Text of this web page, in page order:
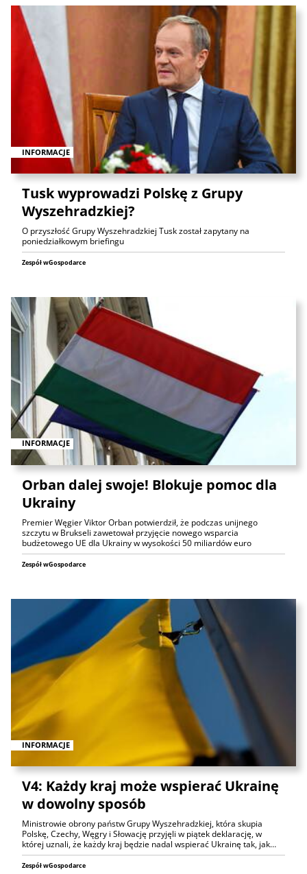
INFORMACJE
Tusk wyprowadzi Polskę z Grupy
Wyszehradzkiej?
O przyszłość Grupy Wyszehradzkiej Tusk został zapytany na
poniedziałkowym briefingu
Zespół wGospodarce
INFORMACJE
Orban dalej swoje! Blokuje pomoc dla
Ukrainy
Premier Węgier Viktor Orban potwierdził, że podczas unijnego
szczytu w Brukseli zawetował przyjęcie nowego wsparcia
budżetowego UE dla Ukrainy w wysokości 50 miliardów euro
Zespół wGospodarce
INFORMACJE
V4: Każdy kraj może wspierać Ukrainę
w dowolny sposób
Ministrowie obrony państw Grupy Wyszehradzkiej, która skupia
Polskę, Czechy, Węgry i Słowację przyjęli w piątek deklarację, w
której uznali, że każdy kraj będzie nadal wspierać Ukrainę tak, jak…
Zespół wGospodarce